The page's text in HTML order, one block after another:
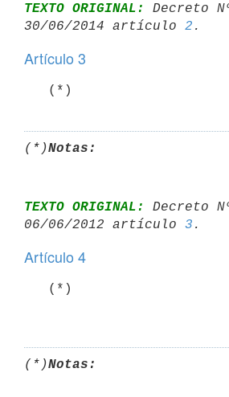
TEXTO ORIGINAL:
Decreto
30/06/2014 artículo 2
Artículo 3
(*)Notas:
TEXTO ORIGINAL:
Decreto
06/06/2012 artículo 3
Artículo 4
(*)Notas: